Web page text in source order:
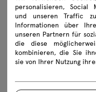
Downloads
Herunterladen
personalisieren, Social
und unseren Traffic
Informationen über
unseren Partnern für
die diese
kombinieren, die Sie
sie von Ihrer Nutzung